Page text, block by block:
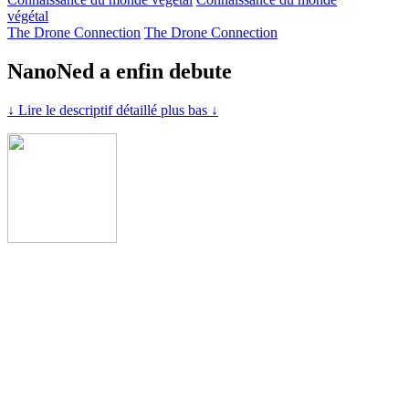
végétal
The Drone Connection The Drone Connection
NanoNed a enfin debute
↓ Lire le descriptif détaillé plus bas ↓